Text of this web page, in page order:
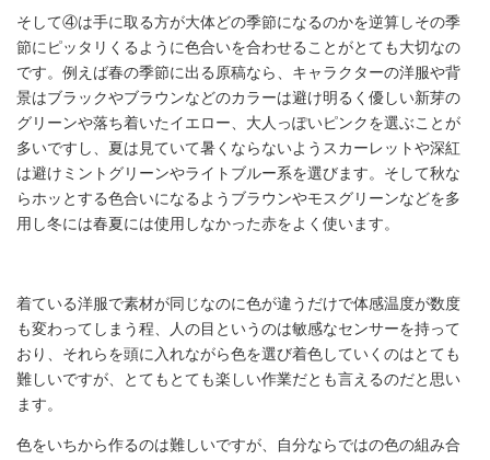
そして④は手に取る方が大体どの季節になるのかを逆算しその季
節にピッタリくるように色合いを合わせることがとても大切なの
です。例えば春の季節に出る原稿なら、キャラクターの洋服や背
景はブラックやブラウンなどのカラーは避け明るく優しい新芽の
グリーンや落ち着いたイエロー、大人っぽいピンクを選ぶことが
多いですし、夏は見ていて暑くならないようスカーレットや深紅
は避けミントグリーンやライトブルー系を選びます。そして秋な
らホッとする色合いになるようブラウンやモスグリーンなどを多
用し冬には春夏には使用しなかった赤をよく使います。
着ている洋服で素材が同じなのに色が違うだけで体感温度が数度
も変わってしまう程、人の目というのは敏感なセンサーを持って
おり、それらを頭に入れながら色を選び着色していくのはとても
難しいですが、とてもとても楽しい作業だとも言えるのだと思い
ます。
色をいちから作るのは難しいですが、自分ならではの色の組み合